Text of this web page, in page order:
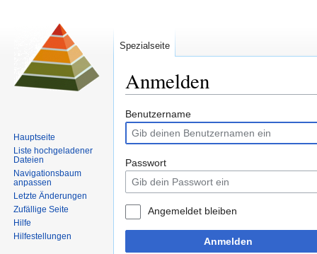
Anmelden
Zur
Navigation
springen
Zur
Suche
springen
Benutzername
Passwort
Angemeldet bleiben
Anmelden
Spezialseite
Hauptseite
Liste hochgeladener
Dateien
Navigationsbaum
anpassen
Letzte Änderungen
Zufällige Seite
Hilfe
Hilfestellungen